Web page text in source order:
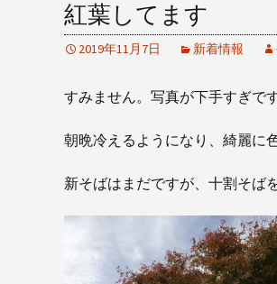
紅葉してます
2019年11月7日 新着情報
すみません。写真が下手すぎで
朝晩冷えるようになり、綺麗に
新そばはまだですが、十割そば